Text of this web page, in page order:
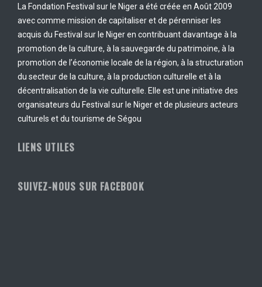
La Fondation Festival sur le Niger a été créée en Août 2009
avec comme mission de capitaliser et de pérenniser les
acquis du Festival sur le Niger en contribuant davantage à la
promotion de la culture, à la sauvegarde du patrimoine, à la
promotion de l’économie locale de la région, à la structuration
du secteur de la culture, à la production culturelle et à la
décentralisation de la vie culturelle. Elle est une initiative des
organisateurs du Festival sur le Niger et de plusieurs acteurs
culturels et du tourisme de Ségou
LIENS UTILES
SUIVEZ-NOUS SUR FACEBOOK